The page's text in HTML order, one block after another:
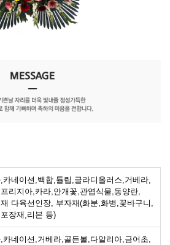
카네이션,백합,튤립,글라디올러스,거베라,
리지아,카라,안개꽃,관엽식물,동양란,
다육선인장, 부자재(화분,화병,꽃바구니,
장재,리본 등)
카네이션,거베라,골든볼,다알리아,금어초,